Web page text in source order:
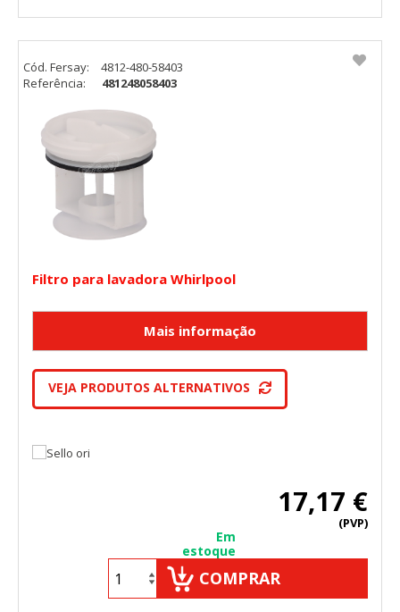
Filtro para lavadora Whirlpool
VEJA PRODUTOS ALTERNATIVOS
17,17 €
(PVP)
Em
estoque
COMPRAR
Cód. Fersay:
4812-480-58403
Referência:
481248058403